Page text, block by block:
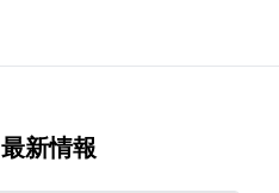
最新情報